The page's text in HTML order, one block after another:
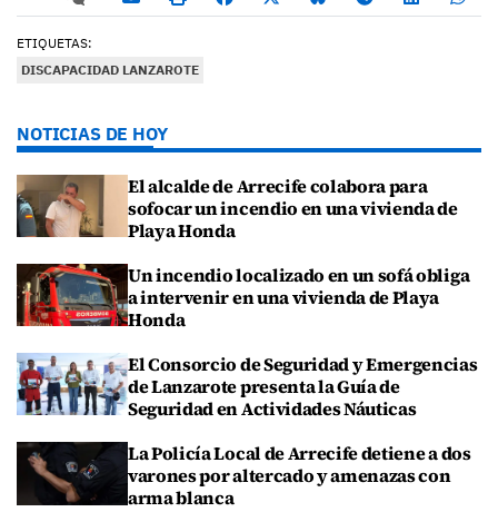
ETIQUETAS:
DISCAPACIDAD LANZAROTE
NOTICIAS DE HOY
El alcalde de Arrecife colabora para
sofocar un incendio en una vivienda de
Playa Honda
Un incendio localizado en un sofá obliga
a intervenir en una vivienda de Playa
Honda
El Consorcio de Seguridad y Emergencias
de Lanzarote presenta la Guía de
Seguridad en Actividades Náuticas
La Policía Local de Arrecife detiene a dos
varones por altercado y amenazas con
arma blanca